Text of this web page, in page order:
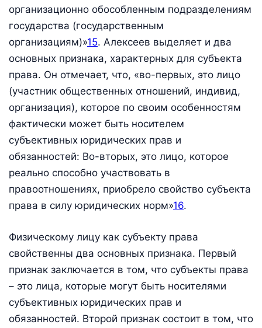
организационно обособленным подразделениям
государства (государственным
организациям)»15. Алексеев выделяет и два
основных признака, характерных для субъекта
права. Он отмечает, что, «во-первых, это лицо
(участник общественных отношений, индивид,
организация), которое по своим особенностям
фактически может быть носителем
субъективных юридических прав и
обязанностей: Во-вторых, это лицо, которое
реально способно участвовать в
правоотношениях, приобрело свойство субъекта
права в силу юридических норм»16.
Физическому лицу как субъекту права
свойственны два основных признака. Первый
признак заключается в том, что субъекты права
– это лица, которые могут быть носителями
субъективных юридических прав и
обязанностей. Второй признак состоит в том, что